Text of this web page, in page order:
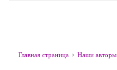
Главная страница Наши авторы